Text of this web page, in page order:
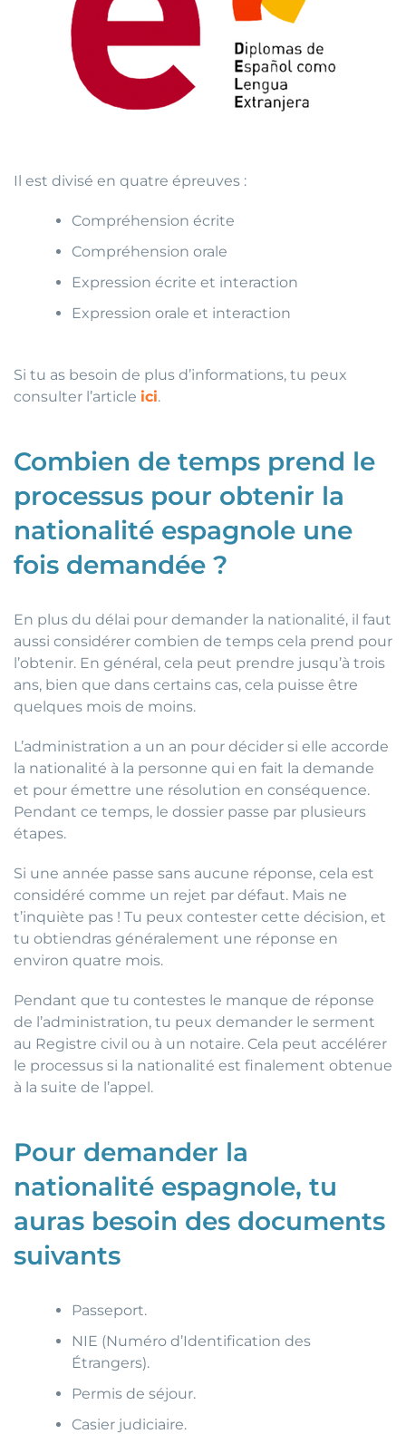
Il est divisé en quatre épreuves :
Compréhension écrite
Compréhension orale
Expression écrite et interaction
Expression orale et interaction
Si tu as besoin de plus d’informations, tu peux
consulter l’article ici.
Combien de temps prend le
processus pour obtenir la
nationalité espagnole une
fois demandée ?
En plus du délai pour demander la nationalité, il faut
aussi considérer combien de temps cela prend pour
l’obtenir. En général, cela peut prendre jusqu’à trois
ans, bien que dans certains cas, cela puisse être
quelques mois de moins.
L’administration a un an pour décider si elle accorde
la nationalité à la personne qui en fait la demande
et pour émettre une résolution en conséquence.
Pendant ce temps, le dossier passe par plusieurs
étapes.
Si une année passe sans aucune réponse, cela est
considéré comme un rejet par défaut. Mais ne
t’inquiète pas ! Tu peux contester cette décision, et
tu obtiendras généralement une réponse en
environ quatre mois.
Pendant que tu contestes le manque de réponse
de l’administration, tu peux demander le serment
au Registre civil ou à un notaire. Cela peut accélérer
le processus si la nationalité est finalement obtenue
à la suite de l’appel.
Pour demander la
nationalité espagnole, tu
auras besoin des documents
suivants
Passeport.
NIE (Numéro d’Identification des
Étrangers).
Permis de séjour.
Casier judiciaire.